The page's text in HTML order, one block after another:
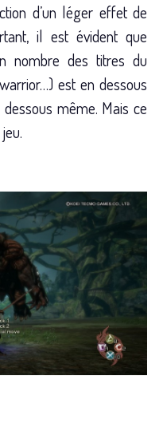
d’un léger effet de
il est évident que
nombre des titres du
est en dessous
même. Mais ce